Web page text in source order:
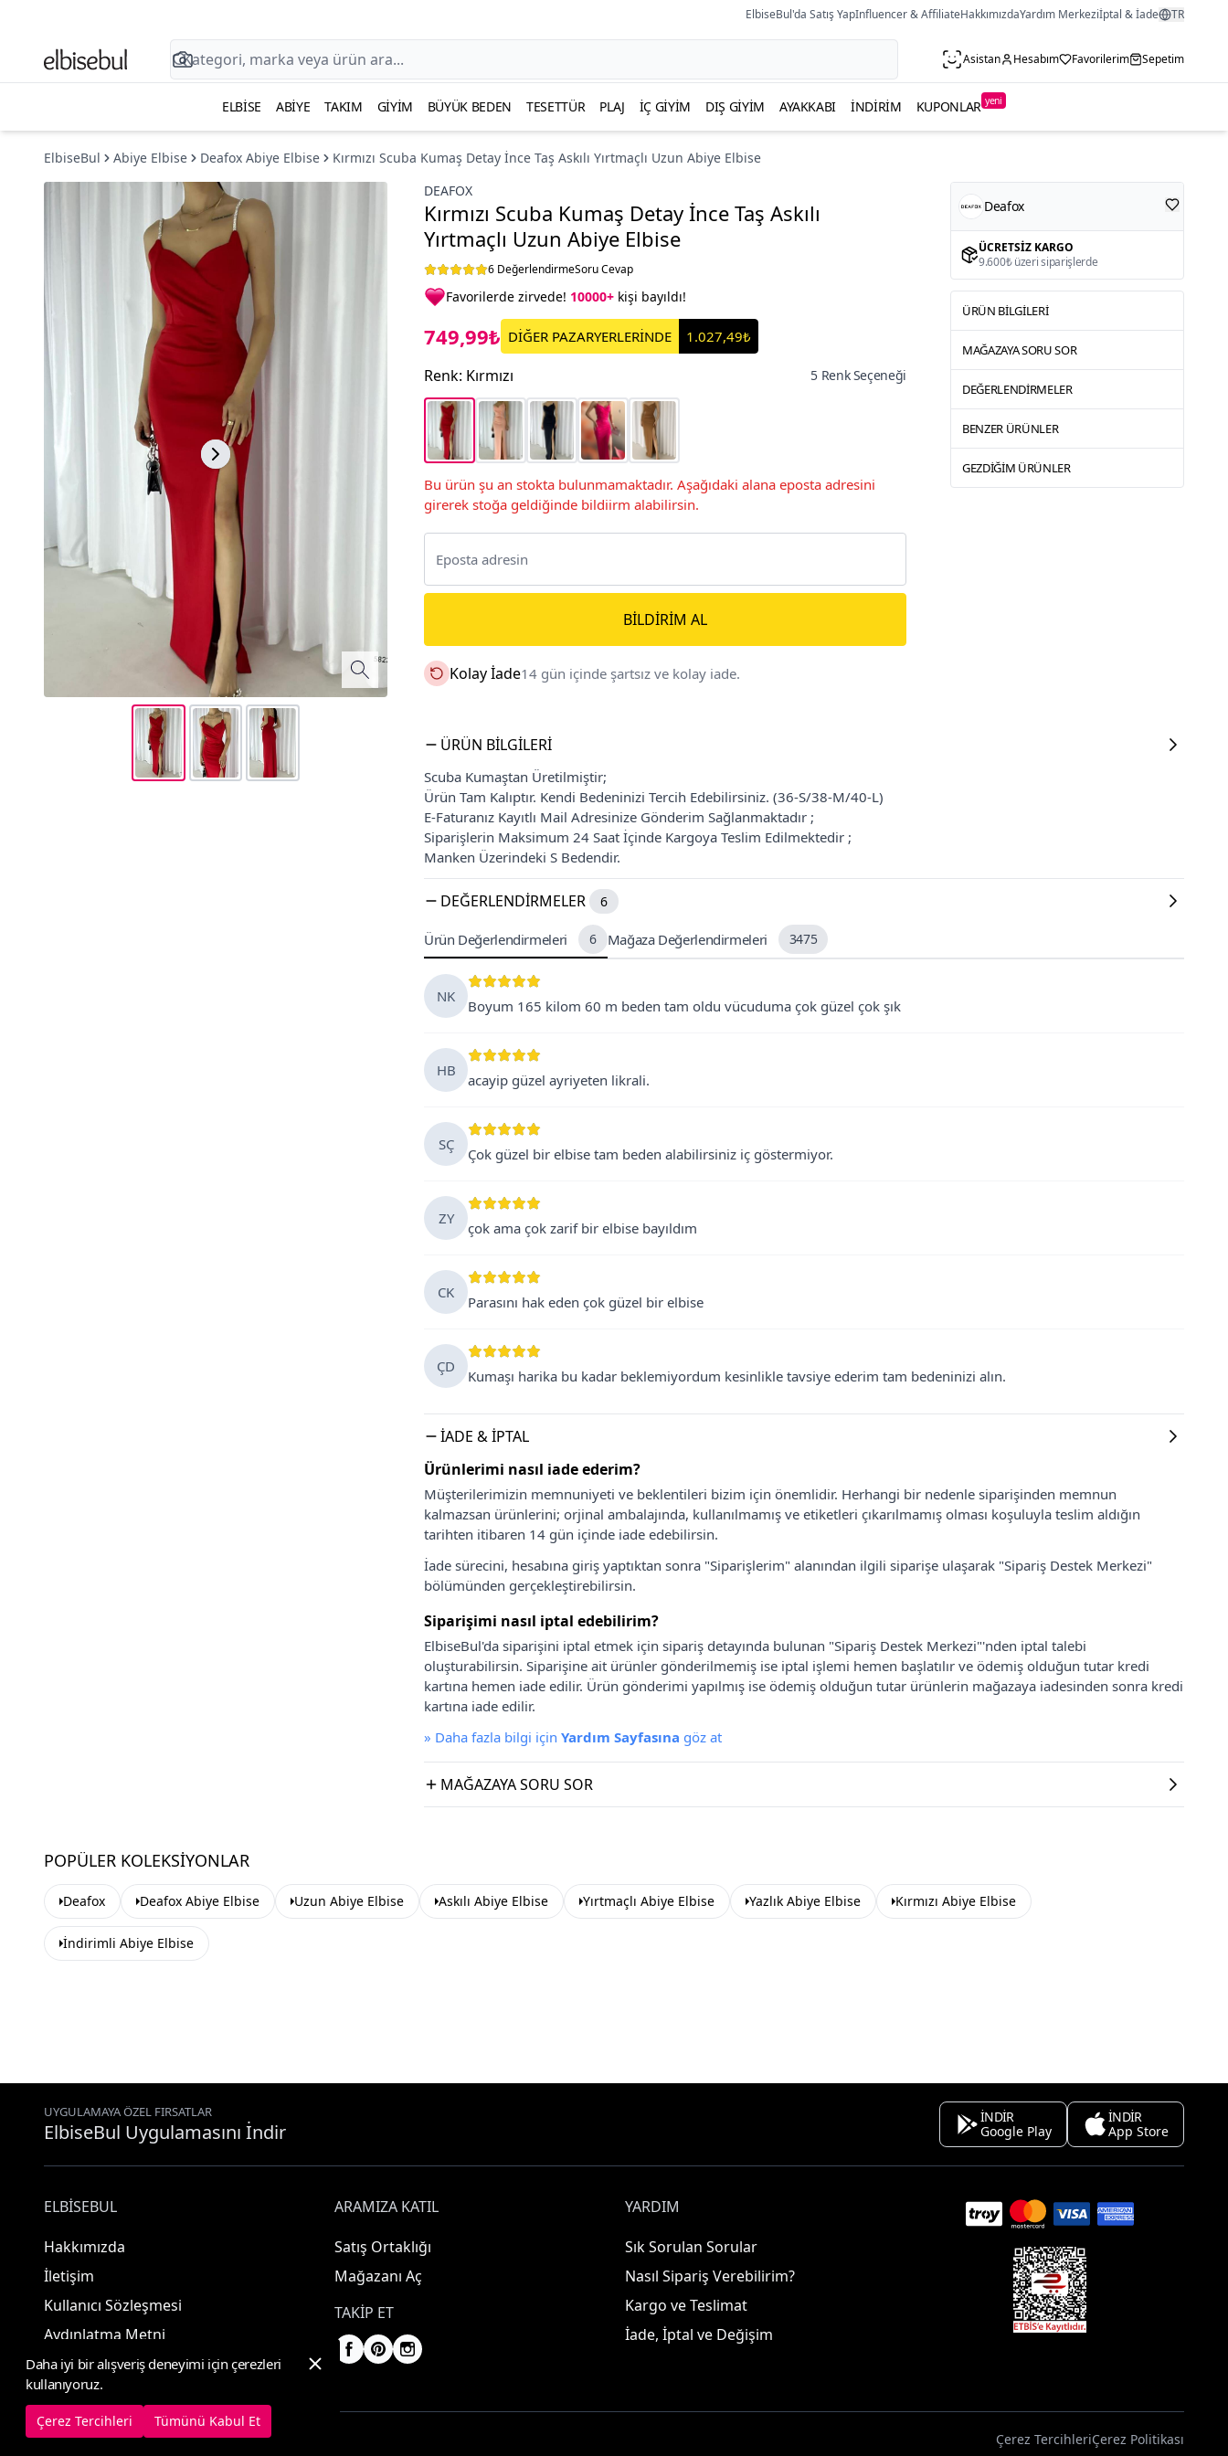
ElbiseBul'da Satış YapInfluencer & AffiliateHakkımızdaYardım Merkeziİptal & İade TR
Asistan Hesabım Favorilerim Sepetim
ELBISE ABIYE TAKIM GIYIM BÜYÜK BEDEN TESETTÜR PLAJ İÇ GIYIM DIŞ GIYIM AYAKKABI İNDIRIM KUPONLAR yeni
ElbiseBul Abiye Elbise Deafox Abiye Elbise
Kırmızı Scuba Kumaş Detay İnce Taş Askılı Yırtmaçlı Uzun Abiye Elbise
DEAFOX
Kırmızı Scuba Kumaş Detay İnce Taş Askılı
Yırtmaçlı Uzun Abiye Elbise
6 DeğerlendirmeSoru Cevap
Favorilerde zirvede! 10000+ kişi bayıldı!
749,99₺ DİĞER PAZARYERLERİNDE 1.027,49₺
Renk: Kırmızı 5 Renk Seçeneği
Bu ürün şu an stokta bulunmamaktadır. Aşağıdaki alana eposta adresini
girerek stoğa geldiğinde bildiirm alabilirsin.
BILDIRIM AL
Kolay İade14 gün içinde şartsız ve kolay iade.
Deafox
ÜCRETSIZ KARGO
9.600₺ üzeri siparişlerde
ÜRÜN BILGILERI
MAĞAZAYA SORU SOR
DEĞERLENDIRMELER
BENZER ÜRÜNLER
GEZDIĞIM ÜRÜNLER
ÜRÜN BILGILERI
Scuba Kumaştan Üretilmiştir;
Ürün Tam Kalıptır. Kendi Bedeninizi Tercih Edebilirsiniz. (36-S/38-M/40-L)
E-Faturanız Kayıtlı Mail Adresinize Gönderim Sağlanmaktadır ;
Siparişlerin Maksimum 24 Saat İçinde Kargoya Teslim Edilmektedir ;
Manken Üzerindeki S Bedendir.
DEĞERLENDIRMELER 6
Ürün Değerlendirmeleri 6 Mağaza Değerlendirmeleri 3475
NK
Boyum 165 kilom 60 m beden tam oldu vücuduma çok güzel çok şık
HB
acayip güzel ayriyeten likrali.
SÇ
Çok güzel bir elbise tam beden alabilirsiniz iç göstermiyor.
ZY
çok ama çok zarif bir elbise bayıldım
CK
Parasını hak eden çok güzel bir elbise
ÇD
Kumaşı harika bu kadar beklemiyordum kesinlikle tavsiye ederim tam bedeninizi alın.
İADE & İPTAL
Ürünlerimi nasıl iade ederim?
Müşterilerimizin memnuniyeti ve beklentileri bizim için önemlidir. Herhangi bir nedenle siparişinden memnun
kalmazsan ürünlerini; orjinal ambalajında, kullanılmamış ve etiketleri çıkarılmamış olması koşuluyla teslim aldığın
tarihten itibaren 14 gün içinde iade edebilirsin.
İade sürecini, hesabına giriş yaptıktan sonra "Siparişlerim" alanından ilgili siparişe ulaşarak "Sipariş Destek Merkezi"
bölümünden gerçekleştirebilirsin.
Siparişimi nasıl iptal edebilirim?
ElbiseBul'da siparişini iptal etmek için sipariş detayında bulunan "Sipariş Destek Merkezi"'nden iptal talebi
oluşturabilirsin. Siparişine ait ürünler gönderilmemiş ise iptal işlemi hemen başlatılır ve ödemiş olduğun tutar kredi
kartına hemen iade edilir. Ürün gönderimi yapılmış ise ödemiş olduğun tutar ürünlerin mağazaya iadesinden sonra kredi
kartına iade edilir.
» Daha fazla bilgi için Yardım Sayfasına göz at
MAĞAZAYA SORU SOR
POPÜLER KOLEKSIYONLAR
Deafox Deafox Abiye Elbise Uzun Abiye Elbise Askılı Abiye Elbise Yırtmaçlı Abiye Elbise Yazlık Abiye Elbise Kırmızı Abiye Elbise
İndirimli Abiye Elbise
UYGULAMAYA ÖZEL FIRSATLAR
ElbiseBul Uygulamasını İndir
İNDİR
Google Play
İNDİR
App Store
ELBISEBUL
Hakkımızda
İletişim
Kullanıcı Sözleşmesi
Aydınlatma Metni
ARAMIZA KATIL
Satış Ortaklığı
Mağazanı Aç
TAKIP ET
YARDIM
Sık Sorulan Sorular
Nasıl Sipariş Verebilirim?
Kargo ve Teslimat
İade, İptal ve Değişim
© 2025 ElbiseBul -Her Hakkı Saklıdır Çerez TercihleriÇerez Politikası
Daha iyi bir alışveriş deneyimi için çerezleri
kullanıyoruz.
Çerez Tercihleri Tümünü Kabul Et